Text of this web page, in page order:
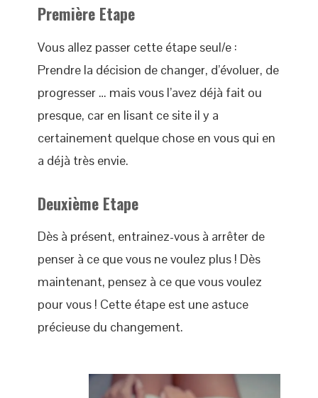
Première Etape
Vous allez passer cette étape seul/e :
Prendre la décision de changer, d’évoluer, de
progresser … mais vous l’avez déjà fait ou
presque, car en lisant ce site il y a
certainement quelque chose en vous qui en
a déjà très envie.
Deuxième Etape
Dès à présent, entrainez-vous à arrêter de
penser à ce que vous ne voulez plus ! Dès
maintenant, pensez à ce que vous voulez
pour vous ! Cette étape est une astuce
précieuse du changement.